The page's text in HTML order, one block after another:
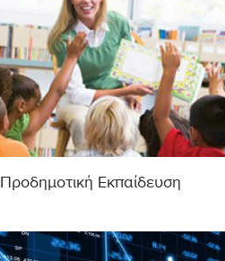
Προδημοτική Εκπαίδευση